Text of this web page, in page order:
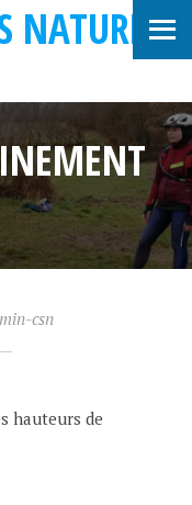
NATURE
csn
hauteurs de